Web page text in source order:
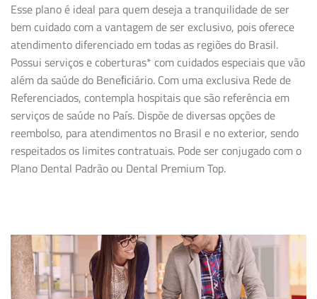
Esse plano é ideal para quem deseja a tranquilidade de ser
bem cuidado com a vantagem de ser exclusivo, pois oferece
atendimento diferenciado em todas as regiões do Brasil.
Possui serviços e coberturas* com cuidados especiais que vão
além da saúde do Beneﬁciário. Com uma exclusiva Rede de
Referenciados, contempla hospitais que são referência em
serviços de saúde no País. Dispõe de diversas opções de
reembolso, para atendimentos no Brasil e no exterior, sendo
respeitados os limites contratuais. Pode ser conjugado com o
Plano Dental Padrão ou Dental Premium Top.